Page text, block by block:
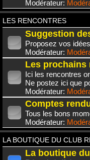
Modérateur:
LES RENCONTRES
Suggestion
Proposez vos
Modérateur:
Les prochains
Ici les rencontres
Ne postez ici que
Modérateur:
Comptes
Tous les bons
Modérateur:
LA BOUTIQUE DU CLUB
La boutique